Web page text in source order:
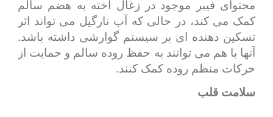
محتوای فیبر موجود در زغال اخته به هضم سالم
کمک می کند، در حالی که آب نارگیل می تواند اثر
تسکین دهنده ای بر سیستم گوارشی داشته باشد.
آنها با هم می توانند به حفظ روده سالم و حمایت از
حرکات منظم روده کمک کنند.
سلامت قلب